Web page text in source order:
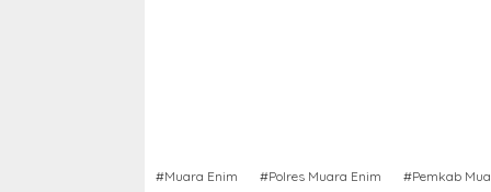
#Muara Enim #Polres Muara Enim #Pemkab